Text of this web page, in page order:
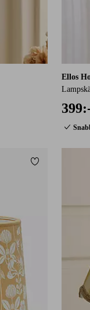
Ellos
Lägg till i